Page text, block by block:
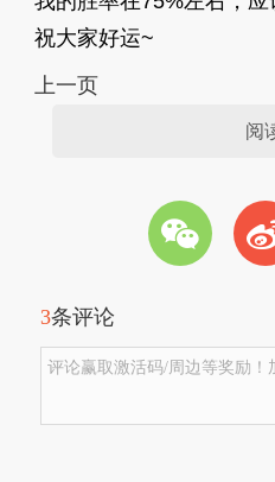
祝大家好运~
上一页
阅
w
3条评论
评论赢取激活码/周边等奖励！